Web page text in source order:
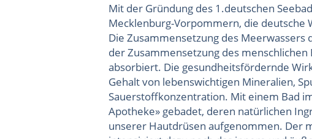
Mit der Gründung des 1.deutschen
Mecklenburg-Vorpommern, die deutsche
Die Zusammensetzung des
der Zusammensetzung des
absorbiert. Die gesundheitsfördernde
Gehalt von lebenswichtigen Mineralien,
Sauerstoffkonzentration. Mit einem Bad
Apotheke» gebadet, deren natürlichen
unserer Hautdrüsen aufgenommen. Der